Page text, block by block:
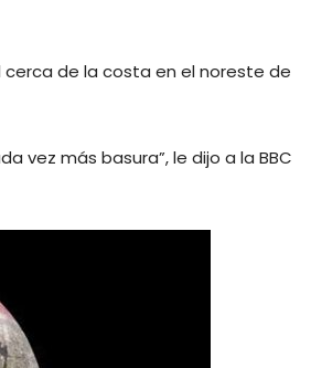
cerca de la costa en el noreste de
vez más basura”, le dijo a la BBC